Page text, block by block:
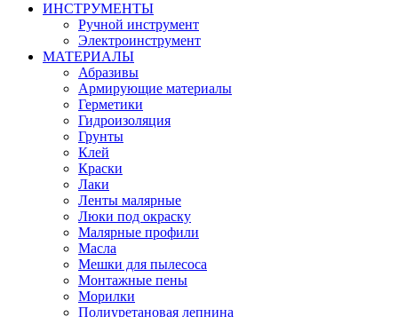
ИНСТРУМЕНТЫ
Ручной инструмент
Электроинструмент
МАТЕРИАЛЫ
Абразивы
Армирующие материалы
Герметики
Гидроизоляция
Грунты
Клей
Краски
Лаки
Ленты малярные
Люки под окраску
Малярные профили
Масла
Мешки для пылесоса
Монтажные пены
Морилки
Полиуретановая лепнина